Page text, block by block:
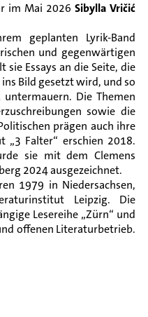
im Mai 2026Sibylla Vričić
geplanten Lyrik-Band
und gegenwärtigen
Essays an die Seite, die
Bild gesetzt wird, und so
Die Themen
sowie die
prägen auch ihre
„3 Falter“ erschien 2018.
sie mit dem Clemens
2024 ausgezeichnet.
1979 in Niedersachsen,
Leipzig. Die
Lesereihe „Zürn“ und
offenen Literaturbetrieb.